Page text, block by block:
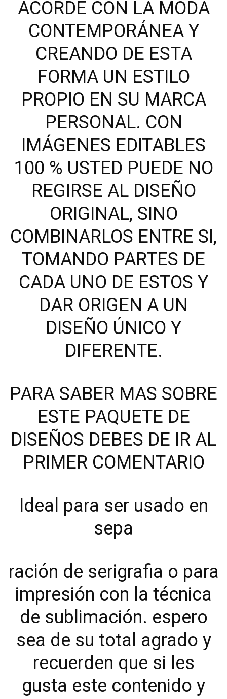
ACORDE CON LA MODA
CONTEMPORÁNEA Y
CREANDO DE ESTA
FORMA UN ESTILO
PROPIO EN SU MARCA
PERSONAL. CON
IMÁGENES EDITABLES
100 % USTED PUEDE NO
REGIRSE AL DISEÑO
ORIGINAL, SINO
COMBINARLOS ENTRE SI,
TOMANDO PARTES DE
CADA UNO DE ESTOS Y
DAR ORIGEN A UN
DISEÑO ÚNICO Y
DIFERENTE.
PARA SABER MAS SOBRE
ESTE PAQUETE DE
DISEÑOS DEBES DE IR AL
PRIMER COMENTARIO
Ideal para ser usado en
sepa
ración de serigrafia o para
impresión con la técnica
de sublimación. espero
sea de su total agrado y
recuerden que si les
gusta este contenido y